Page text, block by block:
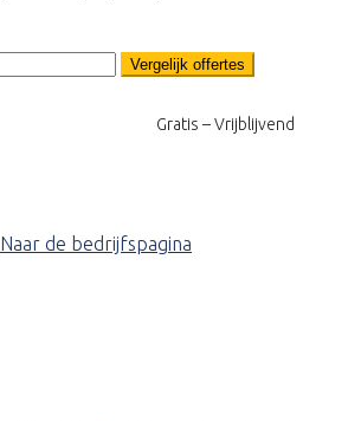
Vergelijk offertes
Gratis – Vrijblijvend
Naar de bedrijfspagina